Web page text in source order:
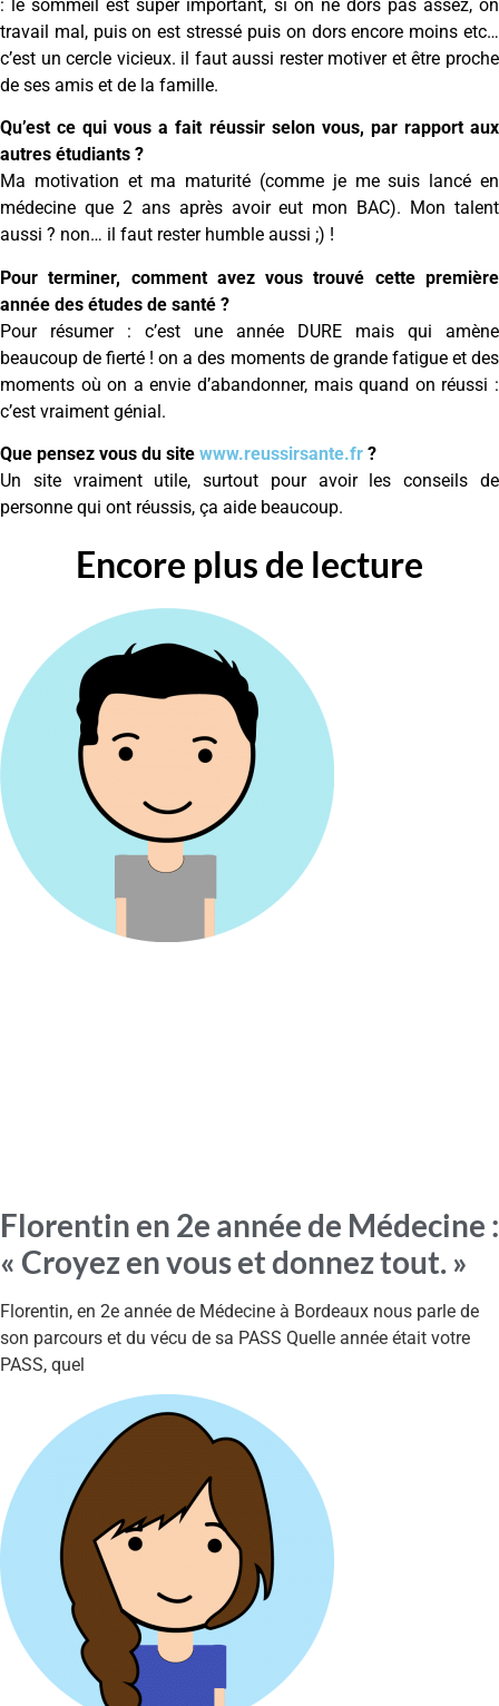
: le sommeil est super important, si on ne dors pas assez, on
travail mal, puis on est stressé puis on dors encore moins etc…
c’est un cercle vicieux. il faut aussi rester motiver et être proche
de ses amis et de la famille.
Qu’est ce qui vous a fait réussir selon vous, par rapport aux
autres étudiants ?
Ma motivation et ma maturité (comme je me suis lancé en
médecine que 2 ans après avoir eut mon BAC). Mon talent
aussi ? non… il faut rester humble aussi ;) !
Pour terminer, comment avez vous trouvé cette première
année des études de santé ?
Pour résumer : c’est une année DURE mais qui amène
beaucoup de fierté ! on a des moments de grande fatigue et des
moments où on a envie d’abandonner, mais quand on réussi :
c’est vraiment génial.
Que pensez vous du site www.reussirsante.fr ?
Un site vraiment utile, surtout pour avoir les conseils de
personne qui ont réussis, ça aide beaucoup.
Encore plus de lecture
Florentin en 2e année de Médecine :
« Croyez en vous et donnez tout. »
Florentin, en 2e année de Médecine à Bordeaux nous parle de
son parcours et du vécu de sa PASS Quelle année était votre
PASS, quel